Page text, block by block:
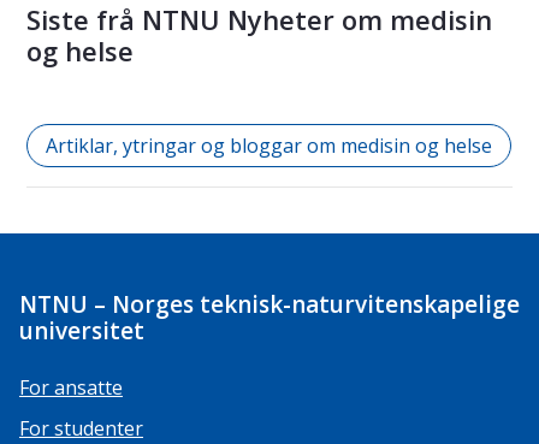
Siste frå NTNU Nyheter om medisin
og helse
Artiklar, ytringar og bloggar om medisin og helse
NTNU – Norges teknisk-naturvitenskapelige
universitet
For ansatte
For studenter